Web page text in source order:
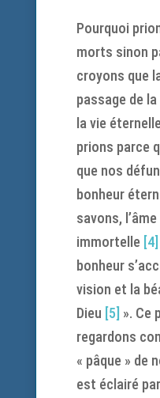
Pourquoi
morts sinon
croyons que
passage de
la vie
prions parce
que nos
bonheur
savons,
immortelle [4]
bonheur
vision et la
Dieu [5] ». Ce
regardons
« pâque » de
est éclairé